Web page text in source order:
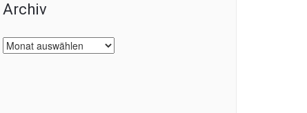
Archiv
Archiv